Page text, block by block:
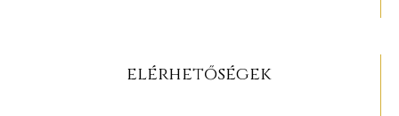
elérhetőségek